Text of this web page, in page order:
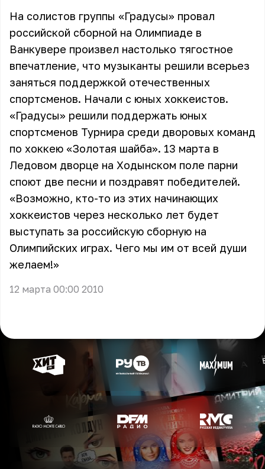
На солистов группы «Градусы» провал
российской сборной на Олимпиаде в
Ванкувере произвел настолько тягостное
впечатление, что музыканты решили всерьез
заняться поддержкой отечественных
спортсменов. Начали с юных хоккеистов.
«Градусы» решили поддержать юных
спортсменов Турнира среди дворовых команд
по хоккею «Золотая шайба». 13 марта в
Ледовом дворце на Ходынском поле парни
споют две песни и поздравят победителей.
«Возможно, кто-то из этих начинающих
хоккеистов через несколько лет будет
выступать за российскую сборную на
Олимпийских играх. Чего мы им от всей души
желаем!»
12 марта 00:00 2010